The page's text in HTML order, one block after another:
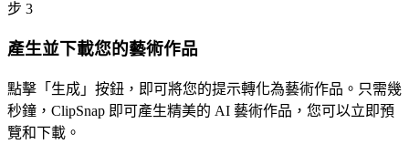
步 3
產生並下載您的藝術作品
點擊「生成」按鈕，即可將您的提示轉化為藝術作品。只需幾
秒鐘，ClipSnap 即可產生精美的 AI 藝術作品，您可以立即預
覽和下載。